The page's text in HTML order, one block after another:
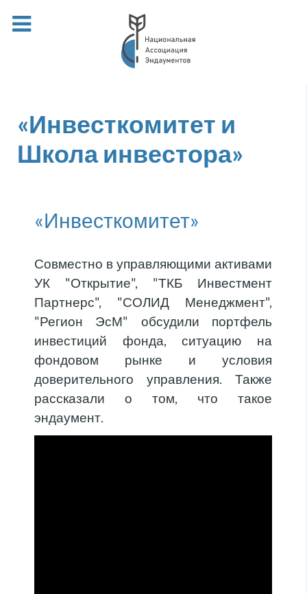
«Инвесткомитет и
Школа инвестора»
«Инвесткомитет»
Совместно в управляющими активами
УК "Открытие", "ТКБ Инвестмент
Партнерс", "СОЛИД Менеджмент",
"Регион ЭсМ" обсудили портфель
инвестиций фонда, ситуацию на
фондовом рынке и условия
доверительного управления. Также
рассказали о том, что такое
эндаумент.